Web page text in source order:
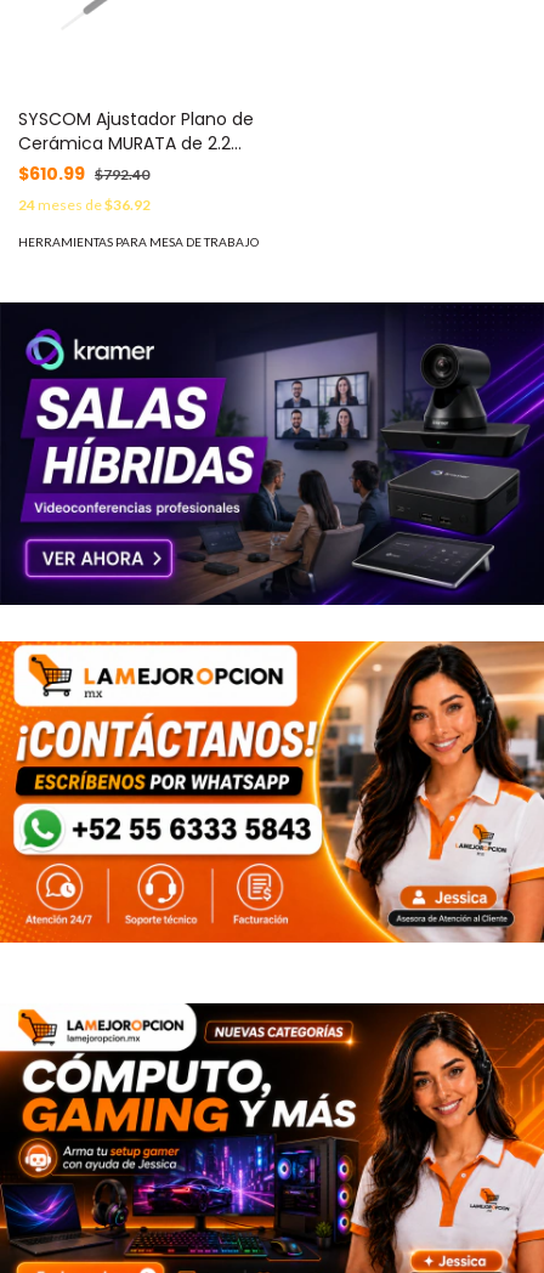
SYSCOM Ajustador Plano de
Cerámica MURATA de 2.2
mm. MOD: 490-2607-ND
$610.99 $792.40
24meses de$36.92
HERRAMIENTAS PARA MESA DE TRABAJO